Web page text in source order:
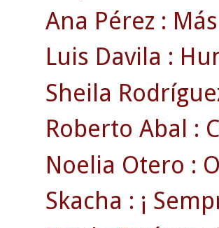
Ana Pérez :
Luis Davila :
Sheila
Roberto Abal :
Noelia Otero :
Skacha : ¡